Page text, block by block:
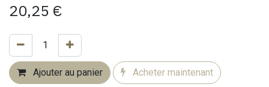
20,25 €
Ajouter au panier Acheter maintenant